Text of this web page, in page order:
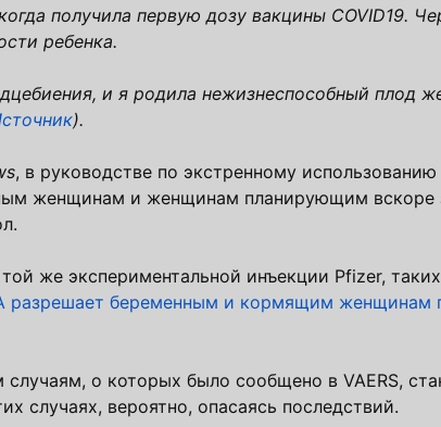
получила первую дозу вакцины COVID19.
ребенка.
и я родила нежизнеспособный плод
).
, в руководстве по экстренному
женщинам и женщинам планирующим вскоре
же экспериментальной инъекции Pfizer,
разрешает беременным и кормящим женщинам
о которых было сообщено в VAERS,
случаях, вероятно, опасаясь последствий.